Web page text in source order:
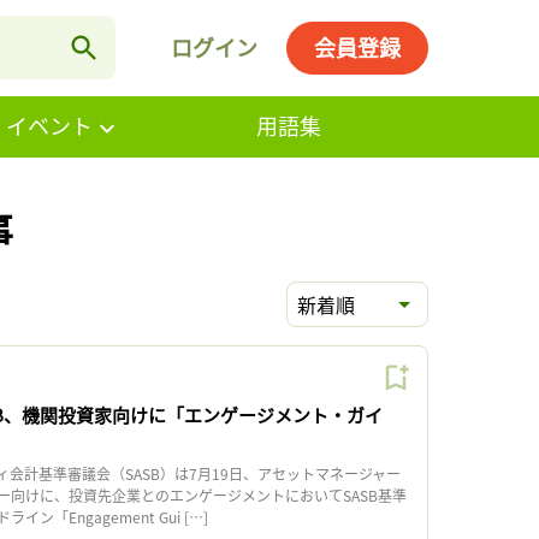
ログイン 会員登録
ベント 用語集
新着順
機関投資家向けに「エンゲージメント・ガイ
計基準審議会（SASB）は7月19日、アセットマネージャー
向けに、投資先企業とのエンゲージメントにおいてSASB基準
ライン「Engagement Gui […]